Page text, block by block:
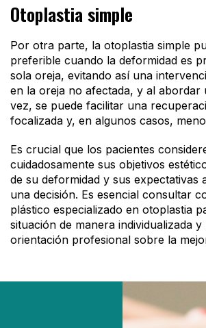
Otoplastia simple
Por otra parte, la otoplastia simple
preferible cuando la deformidad es
sola oreja, evitando así una
en la oreja no afectada, y al abordar
vez, se puede facilitar una
focalizada y, en algunos casos,
Es crucial que los pacientes
cuidadosamente sus objetivos
de su deformidad y sus expectativas
una decisión. Es esencial consultar
plástico especializado en otoplastia
situación de manera individualizada
orientación profesional sobre la